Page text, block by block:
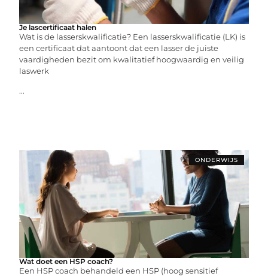
Je lascertificaat halen
Wat is de lasserskwalificatie? Een lasserskwalificatie (LK) is
een certificaat dat aantoont dat een lasser de juiste
vaardigheden bezit om kwalitatief hoogwaardig en veilig
laswerk
...
ONDERWIJS
Wat doet een HSP coach?
Een HSP coach behandeld een HSP (hoog sensitief